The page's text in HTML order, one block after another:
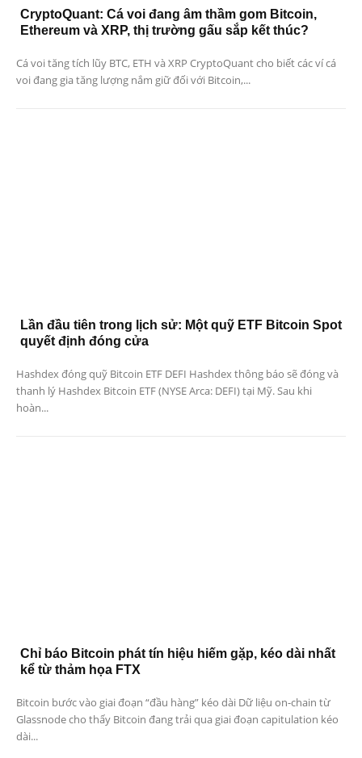
CryptoQuant: Cá voi đang âm thầm gom Bitcoin,
Ethereum và XRP, thị trường gấu sắp kết thúc?
Cá voi tăng tích lũy BTC, ETH và XRP CryptoQuant cho biết các ví cá
voi đang gia tăng lượng nắm giữ đối với Bitcoin,...
Lần đầu tiên trong lịch sử: Một quỹ ETF Bitcoin Spot
quyết định đóng cửa
Hashdex đóng quỹ Bitcoin ETF DEFI Hashdex thông báo sẽ đóng và
thanh lý Hashdex Bitcoin ETF (NYSE Arca: DEFI) tại Mỹ. Sau khi
hoàn...
Chỉ báo Bitcoin phát tín hiệu hiếm gặp, kéo dài nhất
kể từ thảm họa FTX
Bitcoin bước vào giai đoạn “đầu hàng” kéo dài Dữ liệu on-chain từ
Glassnode cho thấy Bitcoin đang trải qua giai đoạn capitulation kéo
dài...